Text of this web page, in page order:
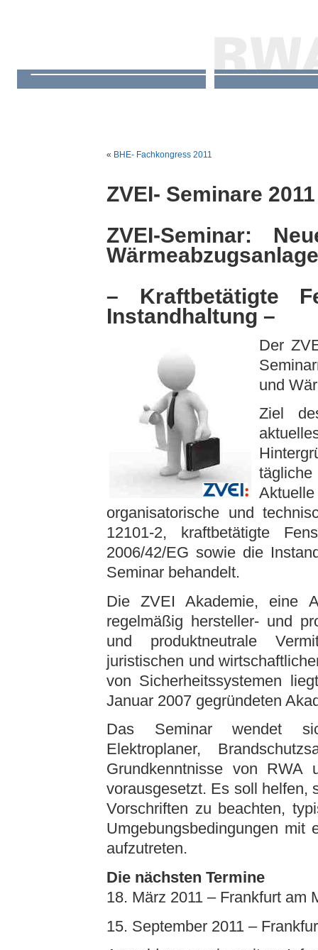
« BHE- Fachkongress 2011
ZVEI- Seminare 2011
ZVEI-Seminar:
– Kraftbetätigte
Instandhaltung –
Der
und
Ziel
organisatorische und
12101-2, kraftbetätigte
2006/42/EG sowie die
Seminar behandelt.
Die ZVEI Akademie, eine
regelmäßig hersteller- und
und produktneutrale
juristischen und
von Sicherheitssystemen
Januar 2007 gegründeten
Das Seminar wendet
Elektroplaner,
Grundkenntnisse von RWA
vorausgesetzt. Es soll helfen,
Vorschriften zu beachten,
Umgebungsbedingungen mit
aufzutreten.
Die nächsten Termine
18. März 2011 – Frankfurt am
15. September 2011 –